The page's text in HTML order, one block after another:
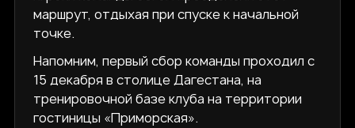
маршрут, отдыхая при спуске к начальной
точке.
Напомним, первый сбор команды проходил с
15 декабря в столице Дагестана, на
тренировочной базе клуба на территории
гостиницы «Приморская».